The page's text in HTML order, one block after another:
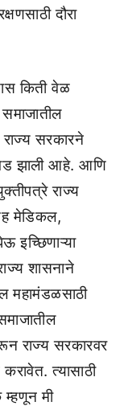
दौरा
किती वेळ
समाजातील
राज्य सरकारने
झाली आहे. आणि
राज्य
मेडिकल,
इच्छिणाऱ्या
शासनाने
महामंडळसाठी
राज्य सरकारवर
त्यासाठी
म्हणून मी